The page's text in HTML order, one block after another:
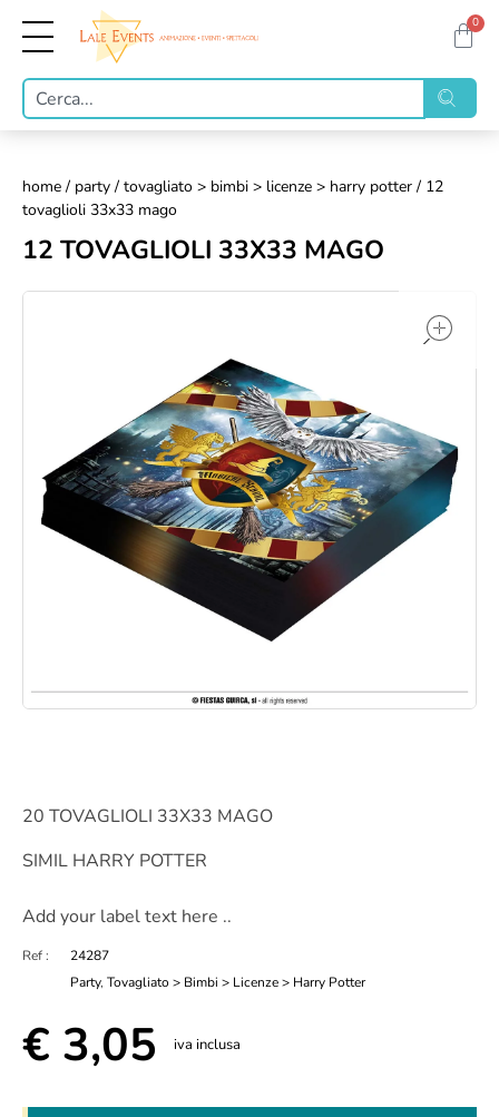
0
home / party / tovagliato > bimbi > licenze > harry potter / 12
tovaglioli 33x33 mago
12 TOVAGLIOLI 33X33 MAGO
20 TOVAGLIOLI 33X33 MAGO
SIMIL HARRY POTTER
Add your label text here ..
Ref :
24287
Party, Tovagliato > Bimbi > Licenze > Harry Potter
€ 3,05 iva inclusa